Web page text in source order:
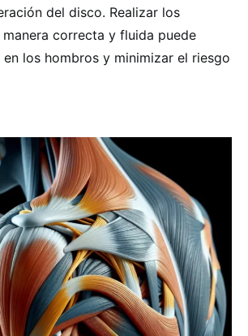
del disco. Realizar los
correcta y fluida puede
los hombros y minimizar el riesgo